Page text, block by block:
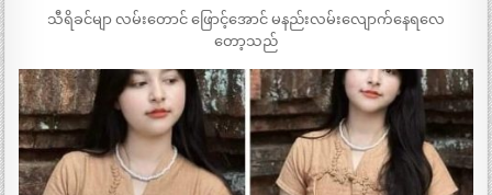
သီရိခင်မျာ လမ်းတောင် ဖြောင့်အောင် မနည်းလမ်းလျောက်နေရလေ
တော့သည်